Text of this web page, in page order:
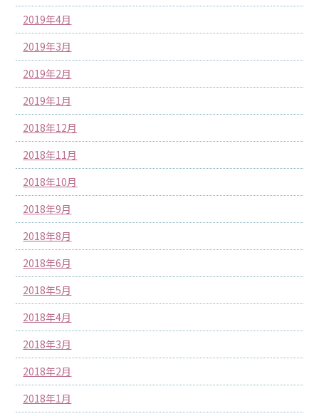
2019年4月
2019年3月
2019年2月
2019年1月
2018年12月
2018年11月
2018年10月
2018年9月
2018年8月
2018年6月
2018年5月
2018年4月
2018年3月
2018年2月
2018年1月